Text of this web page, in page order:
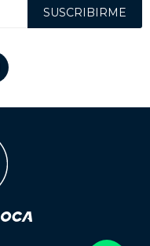
SUSCRIBIRME